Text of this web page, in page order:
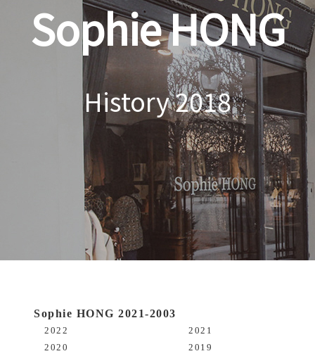
Sophie HONG
History 2018
Sophie HONG 2021-2003
2022
2021
2020
2019